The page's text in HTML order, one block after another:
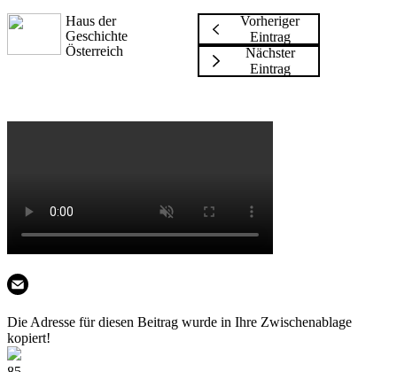
Haus der
Geschichte
Österreich
Vorheriger
Eintrag
Nächster
Eintrag
Die Adresse für diesen Beitrag wurde in Ihre Zwischenablage
kopiert!